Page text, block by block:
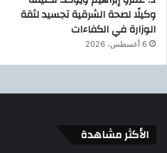
وكيلًا لصحة الشرقية تجسيد لثقة
الوزارة في الكفاءات
6 أغسطس، 2026
الأكثر مشاهدة